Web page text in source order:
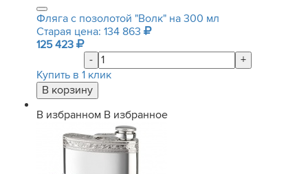
Фляга с позолотой "Волк" на 300 мл
Старая цена: 134 863
125 423
-
+
Купить в 1 клик
В избранном В избранное